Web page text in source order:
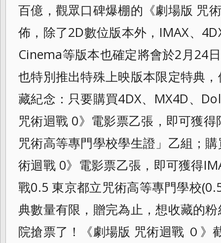
百億，觀眾口碑爆棚的《劇場版 咒
佈，除了2D數位版本外，IMAX、
Cinema等版本也確定將會於2月24
也特別推出特殊上映版本限定特典
藏紀念：只要購買4DX、MX4D、
咒術迴戰 0》電影票乙張，即可獲
咒術高等專門學校學生證」乙組；
術迴戰 0》電影票乙張，即可獲得
戰0.5 東京都立咒術高等專門學校
典數量有限，贈完為止，想收藏的
院搶票了！《劇場版 咒術迴戰 ０》